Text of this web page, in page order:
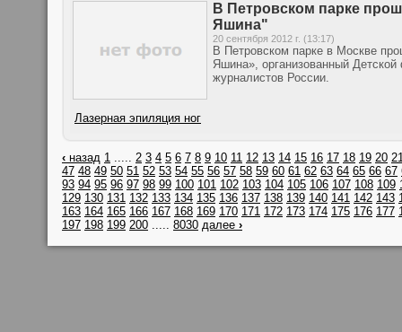
В Петровском парке
Яшина"
20 сентября 2012 г. (13:17)
В Петровском парке в Москве
Яшина», организованный
журналистов России.
Лазерная эпиляция ног
‹ назад 1 ..... 2 3 4 5 6 7 8 9 10 11 12 13 14 15 16 17 18 19 20
47 48 49 50 51 52 53 54 55 56 57 58 59 60 61 62 63 64 65 66 67
93 94 95 96 97 98 99 100 101 102 103 104 105 106 107 108 109
129 130 131 132 133 134 135 136 137 138 139 140 141 142 143
163 164 165 166 167 168 169 170 171 172 173 174 175 176 177
197 198 199 200 ..... 8030 далее ›